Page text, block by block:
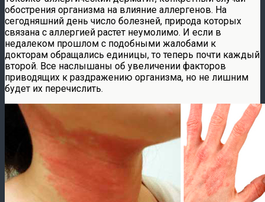
обострения организма на влияние аллергенов. На
сегодняшний день число болезней, природа которых
связана с аллергией растет неумолимо. И если в
недалеком прошлом с подобными жалобами к
докторам обращались единицы, то теперь почти каждый
второй. Все наслышаны об увеличении факторов
приводящих к раздражению организма, но не лишним
будет их перечислить.